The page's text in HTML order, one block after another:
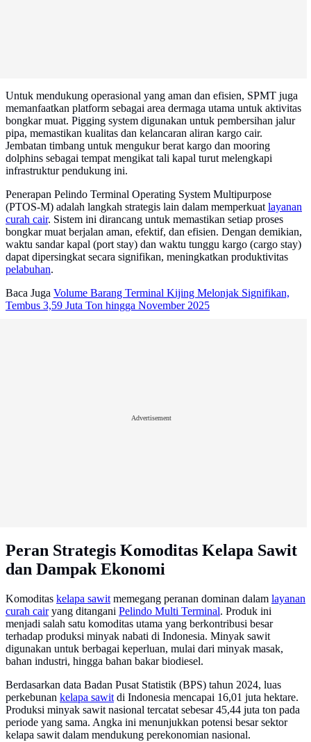
Untuk mendukung operasional yang aman dan efisien, SPMT juga
memanfaatkan platform sebagai area dermaga utama untuk aktivitas
bongkar muat. Pigging system digunakan untuk pembersihan jalur
pipa, memastikan kualitas dan kelancaran aliran kargo cair.
Jembatan timbang untuk mengukur berat kargo dan mooring
dolphins sebagai tempat mengikat tali kapal turut melengkapi
infrastruktur pendukung ini.
Penerapan Pelindo Terminal Operating System Multipurpose
(PTOS-M) adalah langkah strategis lain dalam memperkuat layanan
curah cair. Sistem ini dirancang untuk memastikan setiap proses
bongkar muat berjalan aman, efektif, dan efisien. Dengan demikian,
waktu sandar kapal (port stay) dan waktu tunggu kargo (cargo stay)
dapat dipersingkat secara signifikan, meningkatkan produktivitas
pelabuhan.
Baca Juga Volume Barang Terminal Kijing Melonjak Signifikan,
Tembus 3,59 Juta Ton hingga November 2025
Advertisement
Peran Strategis Komoditas Kelapa Sawit
dan Dampak Ekonomi
Komoditas kelapa sawit memegang peranan dominan dalam layanan
curah cairyang ditangani Pelindo Multi Terminal. Produk ini
menjadi salah satu komoditas utama yang berkontribusi besar
terhadap produksi minyak nabati di Indonesia. Minyak sawit
digunakan untuk berbagai keperluan, mulai dari minyak masak,
bahan industri, hingga bahan bakar biodiesel.
Berdasarkan data Badan Pusat Statistik (BPS) tahun 2024, luas
perkebunan kelapa sawit di Indonesia mencapai 16,01 juta hektare.
Produksi minyak sawit nasional tercatat sebesar 45,44 juta ton pada
periode yang sama. Angka ini menunjukkan potensi besar sektor
kelapa sawit dalam mendukung perekonomian nasional.